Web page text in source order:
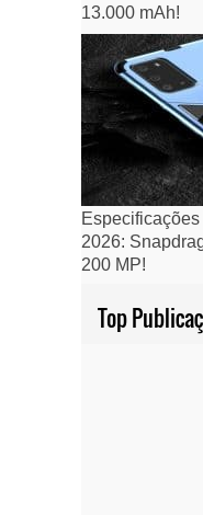
13.000 mAh!
2026:
200 MP!
Top